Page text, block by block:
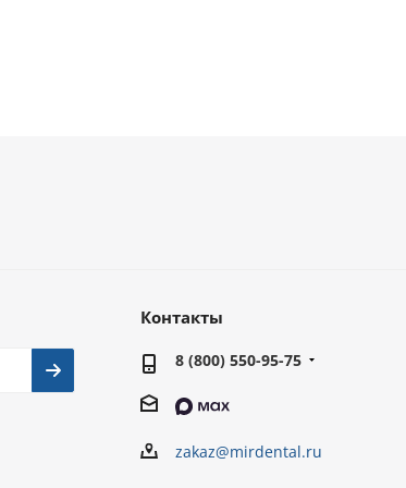
Контакты
8 (800) 550-95-75
zakaz@mirdental.ru